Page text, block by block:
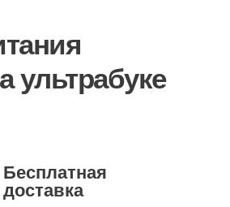
ультрабуке
Бесплатная
доставка